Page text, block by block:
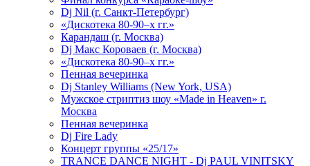
Dj Nil (г. Санкт-Петербург)
«Дискотека 80-90–х гг.»
Карандаш (г. Москва)
Dj Макс Короваев (г. Москва)
«Дискотека 80-90–х гг.»
Пенная вечеринка
Dj Stanley Williams (New York, USA)
Мужское стриптиз шоу «Made in Heaven» г.
Москва
Пенная вечеринка
Dj Fire Lady
Концерт группы «25/17»
TRANCE DANCE NIGHT - Dj PAUL VINITSKY